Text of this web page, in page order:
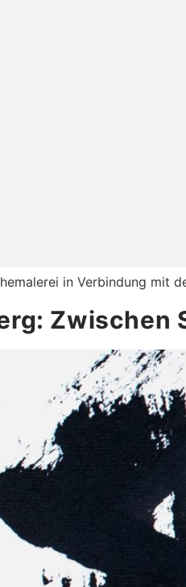
in Verbindung mit
Zwischen